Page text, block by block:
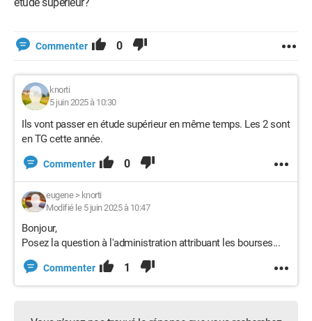
Commenter 0
knorti
5 juin 2025 à 10:30
Ils vont passer en étude supérieur en même temps. Les 2 sont
en TG cette année.
Commenter 0
eugene> knorti
Modifié le 5 juin 2025 à 10:47
Bonjour,
Posez la question à l'administration attribuant les bourses...
Commenter 1